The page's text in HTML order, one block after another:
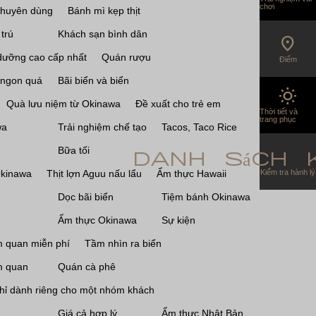
dùng Bánh mì kẹp thịt
Khách sạn bình dân
cao cấp nhất Quán rượu
quá Bãi biển và biển
Quà lưu niệm từ Okinawa Đề xuất cho trẻ em
Trải nghiệm chế tạo Tacos, Taco Rice
Bữa tối
Thịt lợn Aguu nấu lẩu Ẩm thực Hawaii
Dọc bãi biển Tiệm bánh Okinawa
Ẩm thực Okinawa Sự kiện
quan miễn phí Tầm nhìn ra biển
quan Quán cà phê
dành riêng cho một nhóm khách
Giá cả hợp lý Ẩm thực Nhật Bản
chơi
location_on
Điểm
wb_sunny
Thời tiết và
trang phục
danh sách
Kiểm tra hành lý